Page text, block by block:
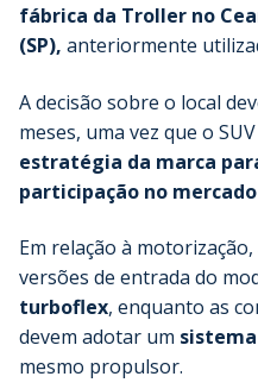
fábrica da Troller no
(SP), anteriormente
A decisão sobre o local
meses, uma vez que o
estratégia da marca
participação no
Em relação à
versões de entrada do
turboflex, enquanto as
devem adotar um
mesmo propulsor.